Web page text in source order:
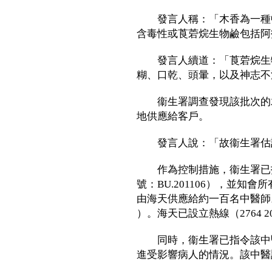
發言人稱：「木香為一種
含毒性或莨菪烷生物鹼包括
發言人續道：「莨菪烷生
糊、口乾、頭暈，以及神志
衞生署調查發現該批次的
地供應給客戶。
發言人說：「故衞生署估
作為控制措施，衞生署已
號：BU.201106），並知會
由海天供應給約一百名中醫
）。海天已設立熱線（2764
同時，衞生署已指令該中
進受影響病人的情況。該中